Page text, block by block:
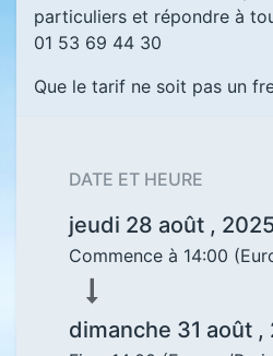
particuliers et répondre à
01 53 69 44 30
Que le tarif ne soit pas un
DATE ET HEURE
jeudi 28 août ,
Commence à 14:00 (
dimanche 31 août ,